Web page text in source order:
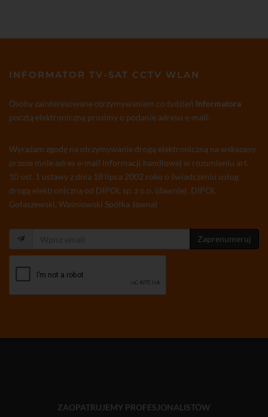
INFORMATOR TV-SAT CCTV WLAN
Osoby zainteresowane otrzymywaniem co tydzień Informatora
pocztą elektroniczną prosimy o podanie adresu e-mail:
Wyrażam zgodę na otrzymywanie drogą elektroniczną na wskazany
przeze mnie adres e-mail informacji handlowej w rozumieniu art.
10 ust. 1 ustawy z dnia 18 lipca 2002 roku o świadczeniu usług
drogą elektroniczną od DIPOL sp. z o.o. (dawniej: DIPOL
Gołaszewski, Waśniowski Spółka Jawna)
Zaprenumeruj
ZAOPATRUJEMY PROFESJONALISTÓW